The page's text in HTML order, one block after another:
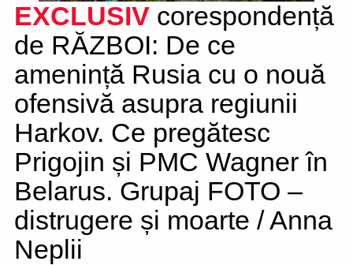
EXCLUSIV corespondență
de RĂZBOI: De ce
amenință Rusia cu o nouă
ofensivă asupra regiunii
Harkov. Ce pregătesc
Prigojin și PMC Wagner în
Belarus. Grupaj FOTO –
distrugere și moarte / Anna
Neplii